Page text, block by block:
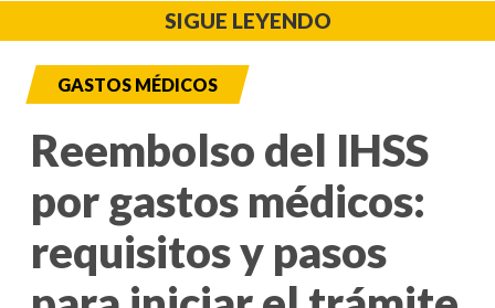
SIGUE LEYENDO
GASTOS MÉDICOS
Reembolso del IHSS
por gastos médicos:
requisitos y pasos